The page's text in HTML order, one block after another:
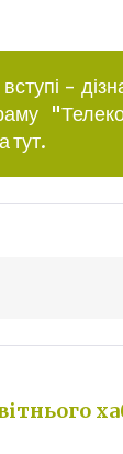
-
тут.